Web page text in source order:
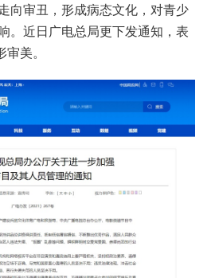
向审丑，形成病态文化，对青少
。近日广电总局更下发通知，表
美。